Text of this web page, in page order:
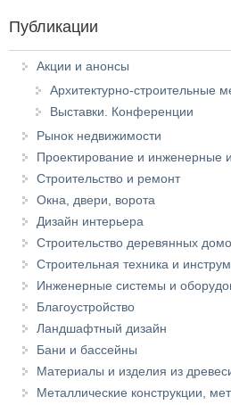
Публикации
Акции и анонсы
Архитектурно-строительные
Выставки. Конференции
Рынок недвижимости
Проектирование и инженерные
Строительство и ремонт
Окна, двери, ворота
Дизайн интерьера
Строительство деревянных
Строительная техника и
Инженерные системы и
Благоустройство
Ландшафтный дизайн
Бани и бассейны
Материалы и изделия из
Металлические конструкции,